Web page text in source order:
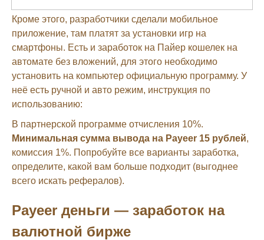
Кроме этого, разработчики сделали мобильное
приложение, там платят за установки игр на
смартфоны. Есть и заработок на Пайер кошелек на
автомате без вложений, для этого необходимо
установить на компьютер официальную программу. У
неё есть ручной и авто режим, инструкция по
использованию:
В партнерской программе отчисления 10%.
Минимальная сумма вывода на Payeer 15 рублей,
комиссия 1%. Попробуйте все варианты заработка,
определите, какой вам больше подходит (выгоднее
всего искать рефералов).
Payeer деньги — заработок на
валютной бирже